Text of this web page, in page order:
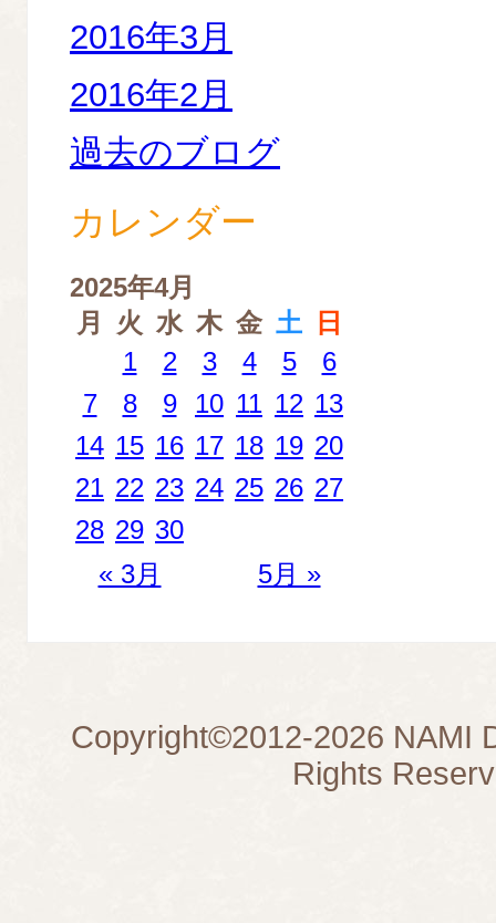
2016年3月
2016年2月
過去のブログ
カレンダー
2025年4月
月
火 水 木 金 土 日
« 3月 5月 »
1 2 3 4 5
6
7
8 9 10 11 12 13
14 15 16 17 18 19 20
21 22 23 24 25 26 27
28 29 30
Copyright©2012-2026 NAMI
Rights